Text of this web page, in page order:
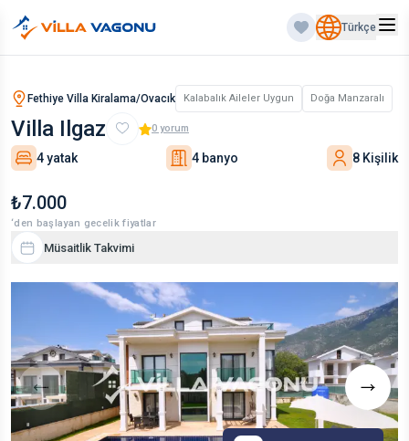
Türkçe
Fethiye Villa Kiralama/Ovacık Kalabalık Aileler Uygun Doğa Manzaralı
Villa Ilgaz 0 yorum
4 yatak 4 banyo 8 Kişilik
₺7.000
‘den başlayan gecelik fiyatlar
Müsaitlik Takvimi